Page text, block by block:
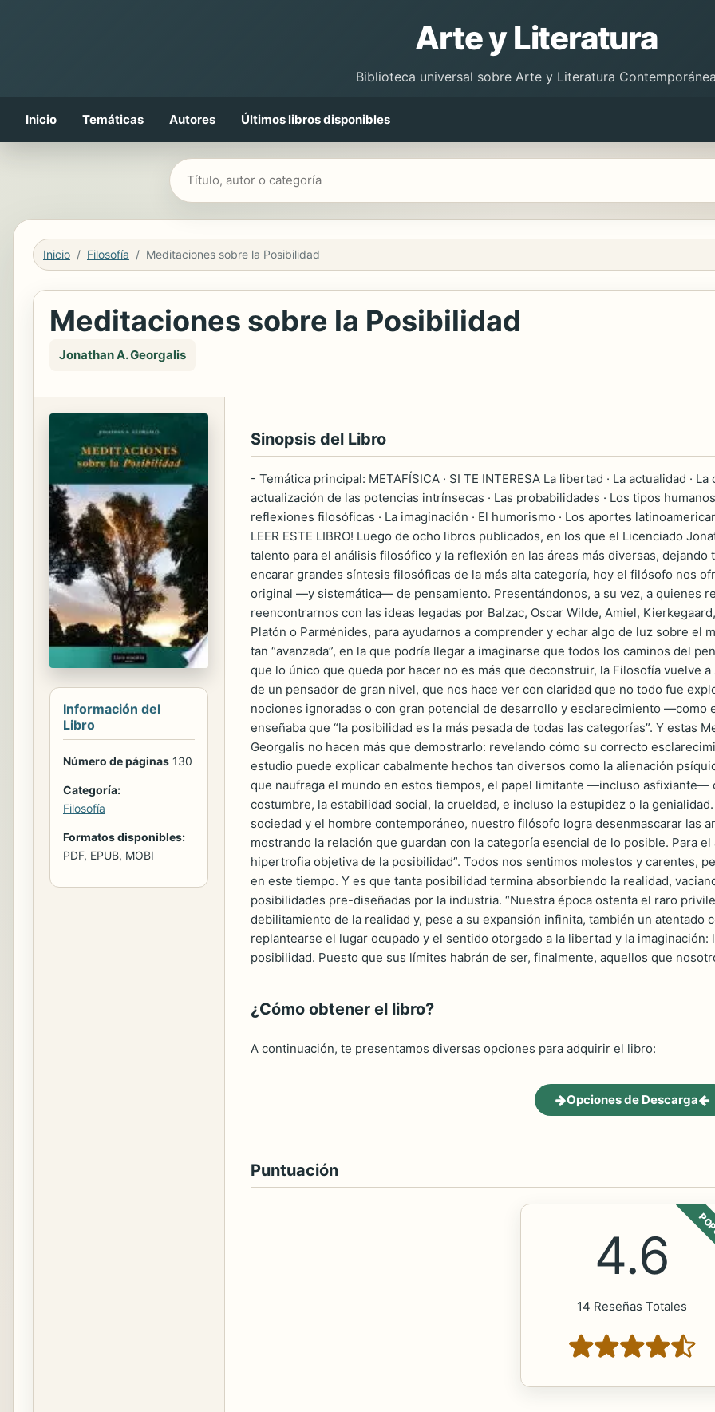
Arte y Literatura
Biblioteca universal sobre Arte y Literatura
Inicio Temáticas Autores Últimos libros disponibles
Buscar libros
Inicio Filosofía Meditaciones sobre la Posibilidad
Meditaciones sobre la Posibilidad
Jonathan A. Georgalis
Información del
Libro
Número de páginas 130
Categoría:
Filosofía
Formatos disponibles:
PDF, EPUB, MOBI
Sinopsis del Libro
- Temática principal: METAFÍSICA · SI TE INTERESA La libertad · La actualidad ·
actualización de las potencias intrínsecas · Las probabilidades · Los tipos
reflexiones filosóficas · La imaginación · El humorismo · Los aportes
LEER ESTE LIBRO! Luego de ocho libros publicados, en los que el Licenciado
talento para el análisis filosófico y la reflexión en las áreas más diversas,
encarar grandes síntesis filosóficas de la más alta categoría, hoy el filósofo nos
original —y sistemática— de pensamiento. Presentándonos, a su vez, a quienes
reencontrarnos con las ideas legadas por Balzac, Oscar Wilde, Amiel,
Platón o Parménides, para ayudarnos a comprender y echar algo de luz sobre el
tan “avanzada”, en la que podría llegar a imaginarse que todos los caminos del
que lo único que queda por hacer no es más que deconstruir, la Filosofía vuelve
de un pensador de gran nivel, que nos hace ver con claridad que no todo fue
nociones ignoradas o con gran potencial de desarrollo y esclarecimiento
enseñaba que “la posibilidad es la más pesada de todas las categorías”. Y estas
Georgalis no hacen más que demostrarlo: revelando cómo su correcto
estudio puede explicar cabalmente hechos tan diversos como la alienación
que naufraga el mundo en estos tiempos, el papel limitante —incluso asfixiante—
costumbre, la estabilidad social, la crueldad, e incluso la estupidez o la
sociedad y el hombre contemporáneo, nuestro filósofo logra desenmascarar las
mostrando la relación que guardan con la categoría esencial de lo posible. Para
hipertrofia objetiva de la posibilidad”. Todos nos sentimos molestos y carentes,
en este tiempo. Y es que tanta posibilidad termina absorbiendo la realidad,
posibilidades pre-diseñadas por la industria. “Nuestra época ostenta el raro
debilitamiento de la realidad y, pese a su expansión infinita, también un atentado
replantearse el lugar ocupado y el sentido otorgado a la libertad y la
posibilidad. Puesto que sus límites habrán de ser, finalmente, aquellos que
¿Cómo obtener el libro?
A continuación, te presentamos diversas opciones para adquirir el libro:
Opciones de Descarga
Puntuación
4.6
14 Reseñas Totales